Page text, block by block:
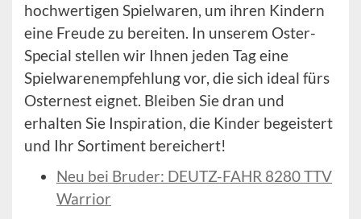
hochwertigen Spielwaren, um ihren Kindern
eine Freude zu bereiten. In unserem Oster-
Special stellen wir Ihnen jeden Tag eine
Spielwarenempfehlung vor, die sich ideal fürs
Osternest eignet. Bleiben Sie dran und
erhalten Sie Inspiration, die Kinder begeistert
und Ihr Sortiment bereichert!
Neu bei Bruder: DEUTZ-FAHR 8280 TTV
Warrior